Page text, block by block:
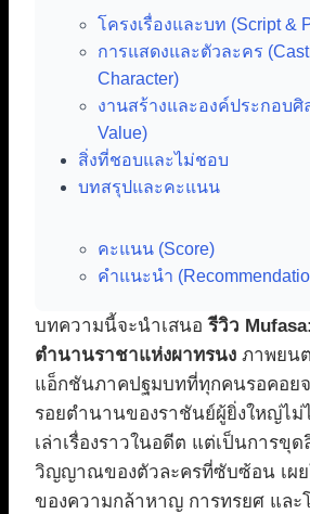
โครงเรื่องและบท (Script &
การแสดงและตัวละคร
Character)
งานสร้างและองค์ประกอบศิ
Value)
สิ่งที่ชอบและไม่ชอบ
บทสรุปและคะแนน
คะแนน (Score)
คำแนะนำ
บทความนี้จะนำเสนอรีวิว
ตำนานราชาแห่งผาทรนง ภาพยน
แอ็กชันภาคปฐมบทที่ทุกคนรอคอย
รอยตำนานของราชันย์ผู้ยิ่งใหญ่ไม่
เล่าเรื่องราวในอดีต แต่เป็นการขุ
วิญญาณของตัวละครที่ซับซ้อน เผย
ของความกล้าหาญ การทรยศ แล